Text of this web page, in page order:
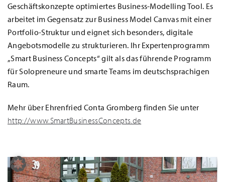
Geschäftskonzepte optimiertes Business-Modelling Tool. Es
arbeitet im Gegensatz zur Business Model Canvas mit einer
Portfolio-Struktur und eignet sich besonders, digitale
Angebotsmodelle zu strukturieren. Ihr Expertenprogramm
„Smart Business Concepts“ gilt als das führende Programm
für Solopreneure und smarte Teams im deutschsprachigen
Raum.
Mehr über Ehrenfried Conta Gromberg finden Sie unter
http://www.SmartBusinessConcepts.de